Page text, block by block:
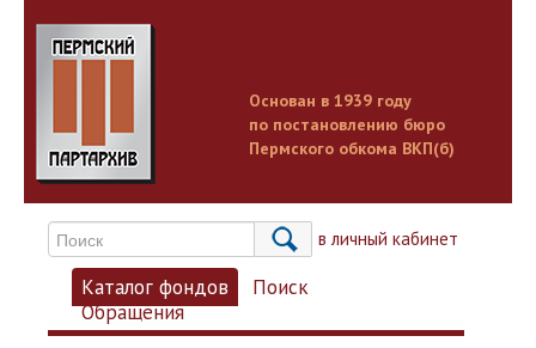
Основан в 1939 году
по постановлению бюро
Пермского обкома ВКП(б)
Вход в личный кабинет
Каталог фондов
Поиск
Обращения